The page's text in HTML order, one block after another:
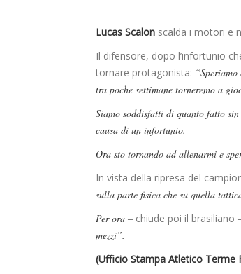
Lucas Scalon scalda i motori e
Il difensore, dopo l’infortunio
tornare protagonista:
tra poche settimane torneremo a
Siamo soddisfatti di quanto fatto
causa di un infortunio.
Ora sto tornando ad allenarmi e
In vista della ripresa del
sulla parte fisica che su quella
Per ora – chiude poi il brasiliano
mezzi”.
(Ufficio Stampa Atletico Terme